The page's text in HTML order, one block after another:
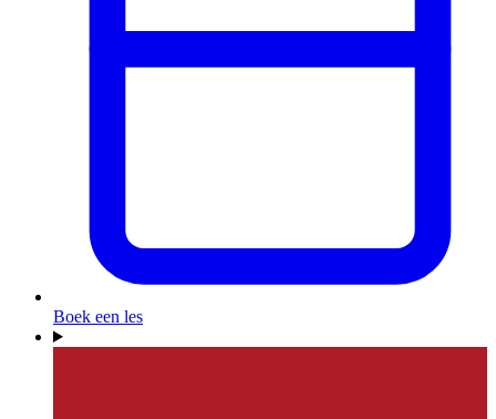
Boek een les